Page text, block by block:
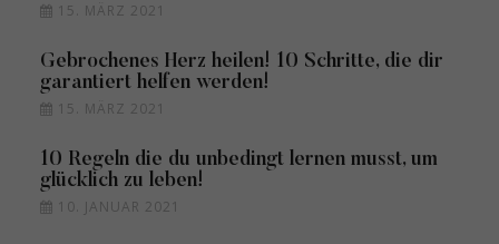
15. MÄRZ 2021
Gebrochenes Herz heilen! 10 Schritte, die dir
garantiert helfen werden!
15. MÄRZ 2021
10 Regeln die du unbedingt lernen musst, um
glücklich zu leben!
10. JANUAR 2021